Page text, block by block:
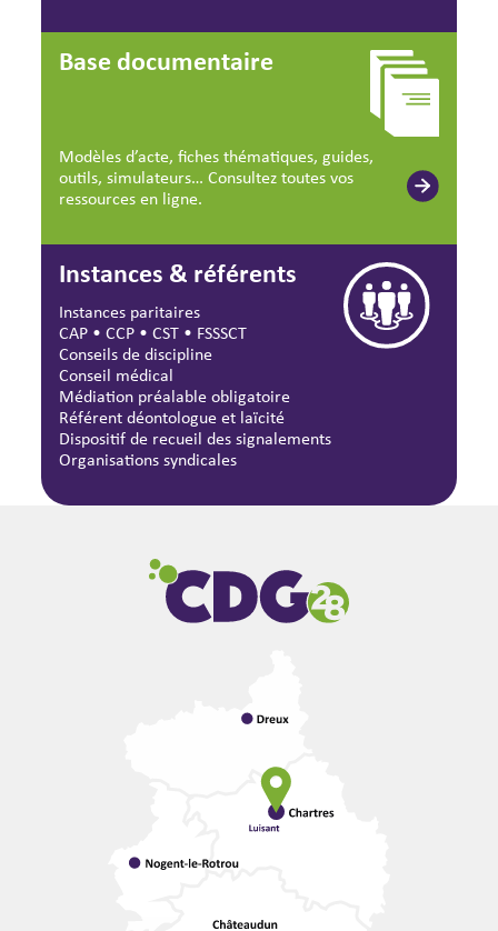
Base documentaire
Modèles d’acte, fiches thématiques, guides,
outils, simulateurs… Consultez toutes vos
ressources en ligne.
Instances & référents
Instances paritaires
CAP •CCP •CST • FSSSCT
Conseils de discipline
Conseil médical
Médiation préalable obligatoire
Référent déontologue et laïcité
Dispositif de recueil des signalements
Organisations syndicales